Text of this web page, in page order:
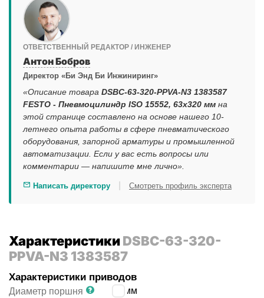
ОТВЕТСТВЕННЫЙ РЕДАКТОР / ИНЖЕНЕР
Антон Бобров
Директор «Би Энд Би Инжиниринг»
«Описание товара DSBC-63-320-PPVA-N3 1383587
FESTO - Пневмоцилиндр ISO 15552, 63x320 мм на
этой странице составлено на основе нашего 10-
летнего опыта работы в сфере пневматического
оборудования, запорной арматуры и промышленной
автоматизации. Если у вас есть вопросы или
комментарии — напишите мне лично».
Написать директору Смотреть профиль эксперта
ХарактеристикиDSBC-63-320-
PPVA-N3 1383587
Характеристики приводов
Диаметр поршня
мм